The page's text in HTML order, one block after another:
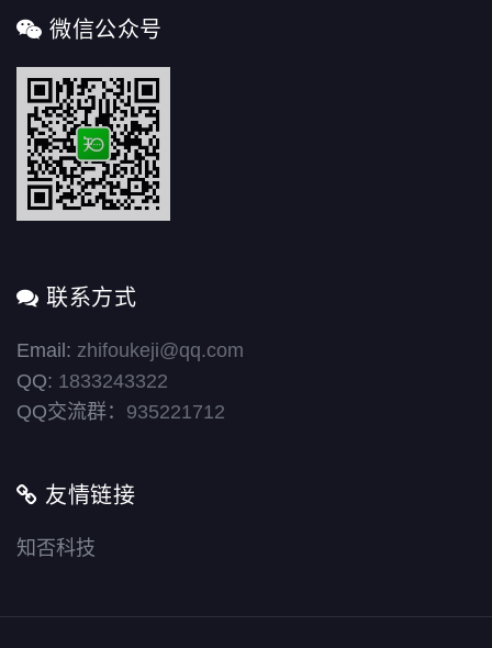
微信公众号
联系方式
Email: zhifoukeji@qq.com
QQ: 1833243322
QQ交流群： 935221712
友情链接
知否科技